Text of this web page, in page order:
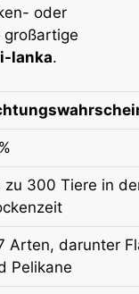
oder
großartige
lanka.
zu 300 Tiere in
Arten, darunter
Pelikane